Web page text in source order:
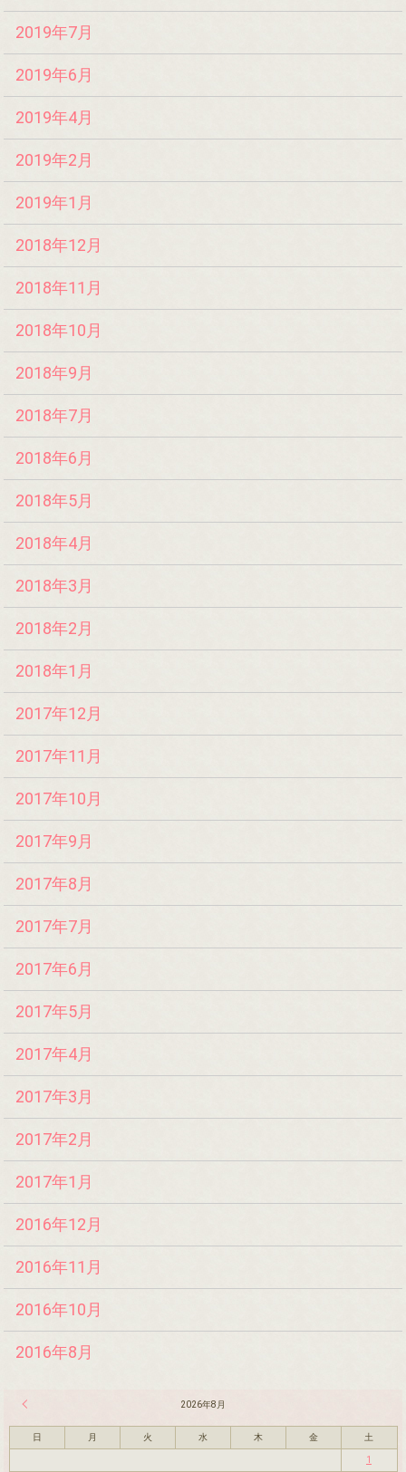
2019年7月
2019年6月
2019年4月
2019年2月
2019年1月
2018年12月
2018年11月
2018年10月
2018年9月
2018年7月
2018年6月
2018年5月
2018年4月
2018年3月
2018年2月
2018年1月
2017年12月
2017年11月
2017年10月
2017年9月
2017年8月
2017年7月
2017年6月
2017年5月
2017年4月
2017年3月
2017年2月
2017年1月
2016年12月
2016年11月
2016年10月
2016年8月
2026年8月
日 月 火 水 木 金 土
1